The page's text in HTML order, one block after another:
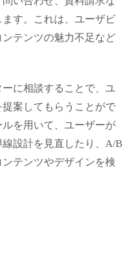
す。これは、ユーザビ
テンツの魅力不足など
に相談することで、ユ
案してもらうことがで
を用いて、ユーザーが
設計を見直したり、A/B
テンツやデザインを検